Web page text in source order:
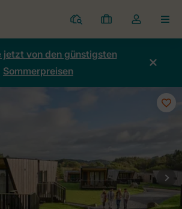
Ferienparks
Meine
Buchungen
Dropdown-
Menü
Kontos
jetzt von den günstigsten
Sommerpreisen